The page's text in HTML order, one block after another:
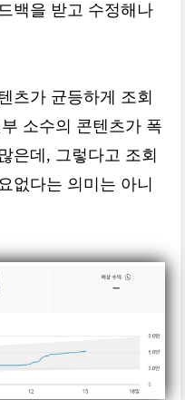
백을 받고 수정해나
츠가 균등하게 조회
소수의 콘텐츠가 폭
은데, 그렇다고 조회
없다는 의미는 아니